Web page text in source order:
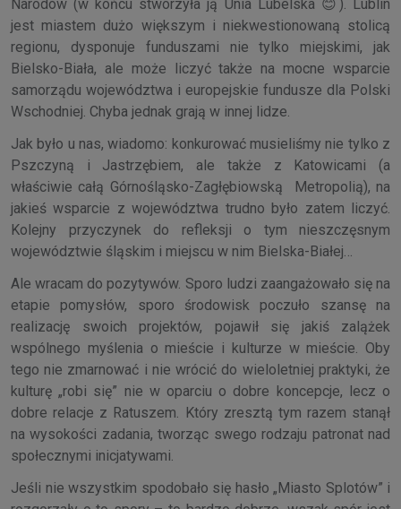
Narodów (w końcu stworzyła ją Unia Lubelska 😊). Lublin
jest miastem dużo większym i niekwestionowaną stolicą
regionu, dysponuje funduszami nie tylko miejskimi, jak
Bielsko-Biała, ale może liczyć także na mocne wsparcie
samorządu województwa i europejskie fundusze dla Polski
Wschodniej. Chyba jednak grają w innej lidze.
Jak było u nas, wiadomo: konkurować musieliśmy nie tylko z
Pszczyną i Jastrzębiem, ale także z Katowicami (a
właściwie całą Górnośląsko-Zagłębiowską Metropolią), na
jakieś wsparcie z województwa trudno było zatem liczyć.
Kolejny przyczynek do refleksji o tym nieszczęsnym
województwie śląskim i miejscu w nim Bielska-Białej…
Ale wracam do pozytywów. Sporo ludzi zaangażowało się na
etapie pomysłów, sporo środowisk poczuło szansę na
realizację swoich projektów, pojawił się jakiś zalążek
wspólnego myślenia o mieście i kulturze w mieście. Oby
tego nie zmarnować i nie wrócić do wieloletniej praktyki, że
kulturę „robi się” nie w oparciu o dobre koncepcje, lecz o
dobre relacje z Ratuszem. Który zresztą tym razem stanął
na wysokości zadania, tworząc swego rodzaju patronat nad
społecznymi inicjatywami.
Jeśli nie wszystkim spodobało się hasło „Miasto Splotów” i